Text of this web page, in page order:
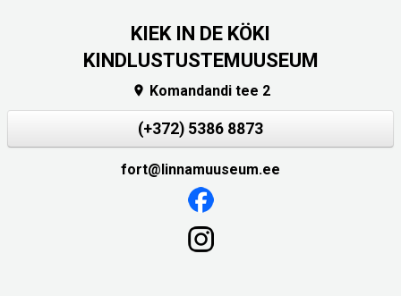
KIEK IN DE KÖKI
KINDLUSTUSTEMUUSEUM
 Komandandi tee 2
(+372) 5386 8873
fort@linnamuuseum.ee